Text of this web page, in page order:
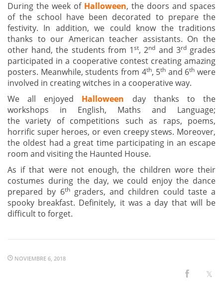
During the week of Halloween, the doors and spaces
of the school have been decorated to prepare the
festivity. In addition, we could know the traditions
thanks to our American teacher assistants. On the
other hand, the students from 1st, 2nd and 3rdgrades
participated in a cooperative contest creating amazing
posters. Meanwhile, students from 4th, 5th and 6th were
involved in creating witches in a cooperative way.
We all enjoyed Halloween
day thanks to the
workshops in English, Maths and Language;
the variety of competitions such as raps, poems,
horrific super heroes, or even creepy stews. Moreover,
the oldest had a great time participating in an escape
room and visiting the Haunted House.
As if that were not enough, the children wore their
costumes during the day, we could enjoy the dance
prepared by 6thgraders, and children could taste a
spooky breakfast. Definitely, it was a day that will be
difficult to forget.
NOVIEMBRE 6, 2018